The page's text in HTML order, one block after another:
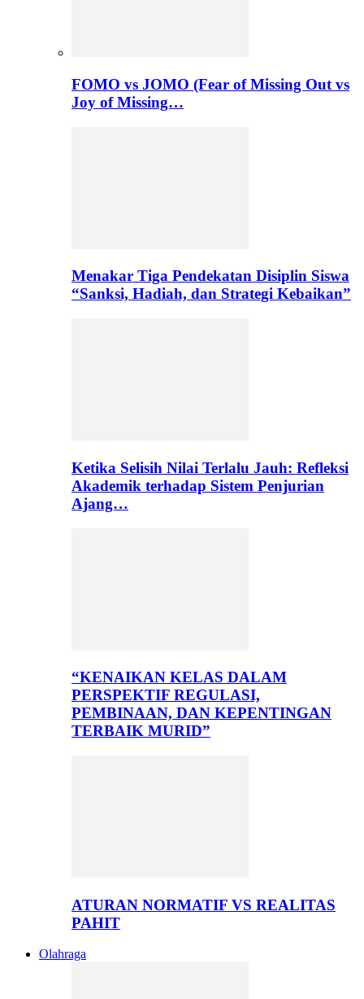
FOMO vs JOMO (Fear of Missing Out vs
Joy of Missing…
Menakar Tiga Pendekatan Disiplin Siswa
“Sanksi, Hadiah, dan Strategi Kebaikan”
Ketika Selisih Nilai Terlalu Jauh: Refleksi
Akademik terhadap Sistem Penjurian
Ajang…
“KENAIKAN KELAS DALAM
PERSPEKTIF REGULASI,
PEMBINAAN, DAN KEPENTINGAN
TERBAIK MURID”
ATURAN NORMATIF VS REALITAS
PAHIT
Olahraga